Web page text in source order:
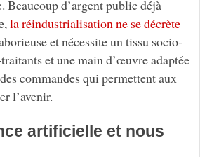
Beaucoup d’argent public déjà
la réindustrialisation ne se décrète
et nécessite un tissu socio-
et une main d’œuvre adaptée
commandes qui permettent aux
l’avenir.
artificielle et nous